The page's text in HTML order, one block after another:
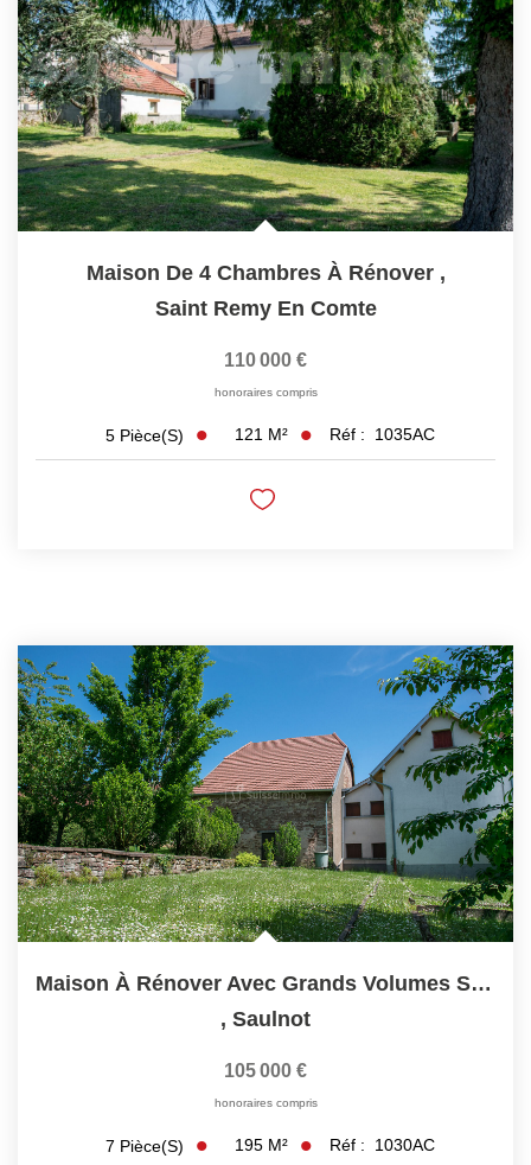
Maison De 4 Chambres À Rénover ,
Saint Remy En Comte
110 000 €
honoraires compris
5 Pièce(s) 121 M² Réf : 1035AC
Maison À Rénover Avec Grands Volumes Secteur Saulnot Et...
, Saulnot
105 000 €
honoraires compris
7 Pièce(s) 195 M² Réf : 1030AC